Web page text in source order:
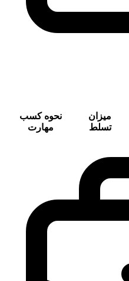
میزان
تسلط
نحوه کسب
مهارت